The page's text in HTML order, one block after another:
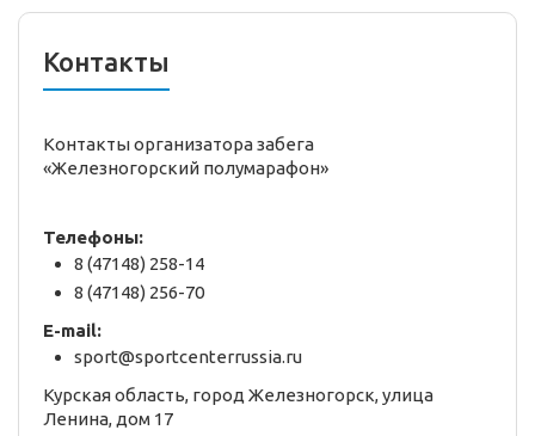
Контакты
Контакты организатора забега
«Железногорский полумарафон»
Телефоны:
8 (47148) 258-14
8 (47148) 256-70
E-mail:
sport@sportcenterrussia.ru
Курская область, город Железногорск, улица
Ленина, дом 17